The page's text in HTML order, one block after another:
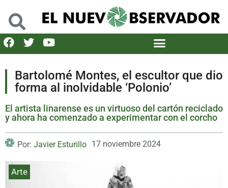
Bartolomé Montes, el escultor que dio
forma al inolvidable ‘Polonio’
El artista linarense es un virtuoso del cartón reciclado
y ahora ha comenzado a experimentar con el corcho
Por: Javier Esturillo 17 noviembre 2024
Arte